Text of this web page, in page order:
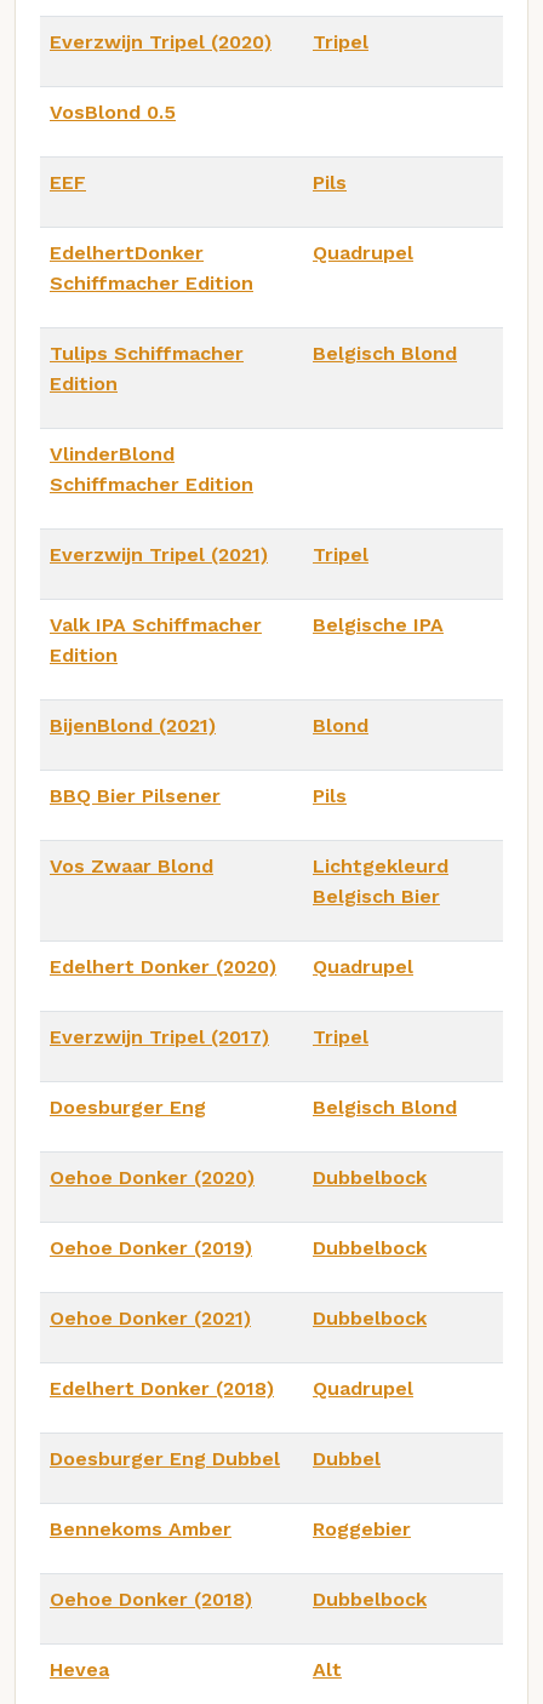
Everzwijn Tripel (2020) Tripel
VosBlond 0.5
EEF Pils
EdelhertDonker
Schiffmacher Edition
Quadrupel
Tulips Schiffmacher
Edition
Belgisch Blond
VlinderBlond
Schiffmacher Edition
Everzwijn Tripel (2021) Tripel
Valk IPA Schiffmacher
Edition
Belgische IPA
BijenBlond (2021) Blond
BBQ Bier Pilsener Pils
Vos Zwaar Blond
Lichtgekleurd
Belgisch Bier
Edelhert Donker (2020) Quadrupel
Everzwijn Tripel (2017) Tripel
Doesburger Eng Belgisch Blond
Oehoe Donker (2020) Dubbelbock
Oehoe Donker (2019) Dubbelbock
Oehoe Donker (2021) Dubbelbock
Edelhert Donker (2018) Quadrupel
Doesburger Eng Dubbel Dubbel
Bennekoms Amber Roggebier
Oehoe Donker (2018) Dubbelbock
Hevea Alt